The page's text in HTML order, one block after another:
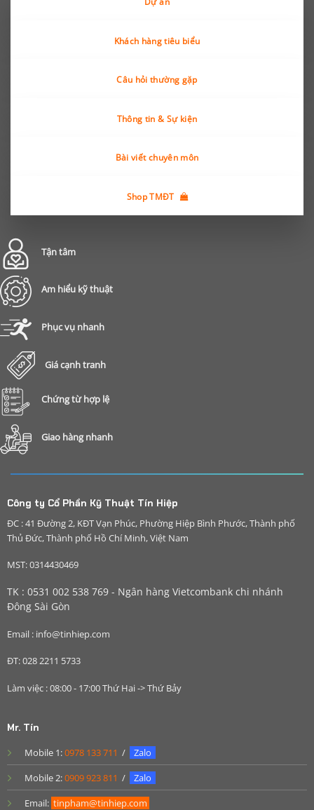
Khách hàng tiêu biểu
Câu hỏi thường gặp
Thông tin & Sự kiện
Bài viết chuyên môn
Shop TMĐT
Tận tâm
Am hiểu kỹ thuật
Phục vụ nhanh
Giá cạnh tranh
Chứng từ hợp lệ
Giao hàng nhanh
Công ty Cổ Phần Kỹ Thuật Tín Hiệp
ĐC : 41 Đường 2, KĐT Vạn Phúc, Phường Hiệp Bình Phước, Thành phố
Thủ Đức, Thành phố Hồ Chí Minh, Việt Nam
MST: 0314430469
TK : 0531 002 538 769 - Ngân hàng Vietcombank chi nhánh
Đông Sài Gòn
Email : info@tinhiep.com
ĐT: 028 2211 5733
Làm việc : 08:00 - 17:00 Thứ Hai -> Thứ Bảy
Mr. Tín
Mobile 1:0978 133 711 /
Zalo
Mobile 2:0909 923 811 /
Zalo
Email: tinpham@tinhiep.com